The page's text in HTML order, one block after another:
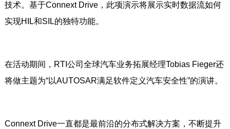
技术。基于Connext Drive，此项演示将展示实时数据流如何
实现HIL和SIL的独特功能。
在活动期间，RTI公司全球汽车业务拓展经理Tobias Fieger还
将做主题为“以AUTOSAR满足软件定义汽车安全性”的演讲。
Connext Drive一直都是最前沿的分布式解决方案，不断提升